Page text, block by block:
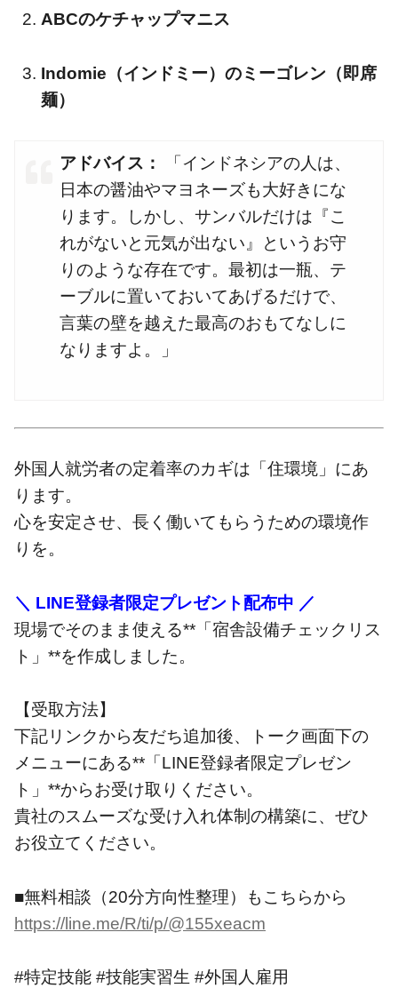
ABCのケチャップマニス
Indomie（インドミー）のミーゴレン（即席
麺）
アドバイス：
「インドネシアの人は、
日本の醤油やマヨネーズも大好きにな
ります。しかし、サンバルだけは『こ
れがないと元気が出ない』というお守
りのような存在です。最初は一瓶、テ
ーブルに置いておいてあげるだけで、
言葉の壁を越えた最高のおもてなしに
なりますよ。」
外国人就労者の定着率のカギは「住環境」にあ
ります。
心を安定させ、長く働いてもらうための環境作
りを。
＼ LINE登録者限定プレゼント配布中 ／
現場でそのまま使える**「宿舎設備チェックリス
ト」**を作成しました。
【受取方法】
下記リンクから友だち追加後、トーク画面下の
メニューにある**「LINE登録者限定プレゼン
ト」**からお受け取りください。
貴社のスムーズな受け入れ体制の構築に、ぜひ
お役立てください。
■無料相談（20分方向性整理）もこちらから
https://line.me/R/ti/p/@155xeacm
#特定技能 #技能実習生 #外国人雇用